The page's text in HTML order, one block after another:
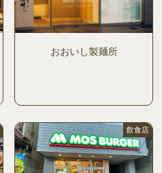
おおいし製麺所
飲食店